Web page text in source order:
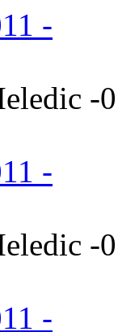
-
-